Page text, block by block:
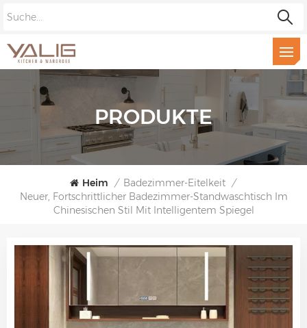
PRODUKTE
Heim / Badezimmer-Eitelkeit /
Neuer, Fortschrittlicher Badezimmer-Standwaschtisch Im
Chinesischen Stil Mit Intelligentem Spiegel